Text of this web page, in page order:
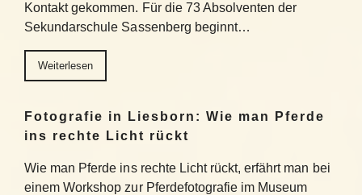
Kontakt gekommen. Für die 73 Absolventen der
Sekundarschule Sassenberg beginnt…
Weiterlesen
Fotografie in Liesborn: Wie man Pferde
ins rechte Licht rückt
Wie man Pferde ins rechte Licht rückt, erfährt man bei
einem Workshop zur Pferdefotografie im Museum